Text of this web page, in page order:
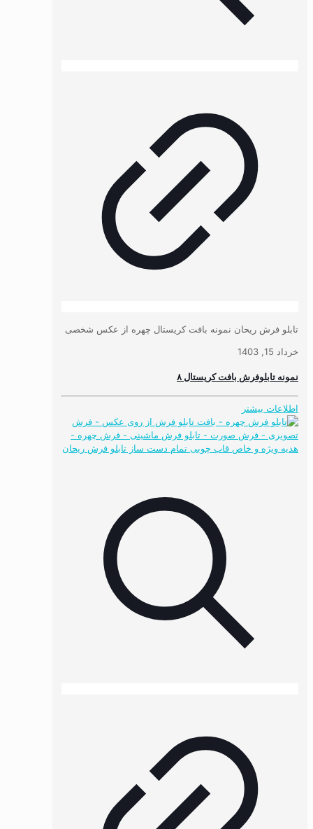
تابلو فرش ریحان نمونه بافت کریستال چهره از عکس شخصی
خرداد 15, 1403
نمونه تابلوفرش بافت کریستال ۸
اطلاعات بیشتر